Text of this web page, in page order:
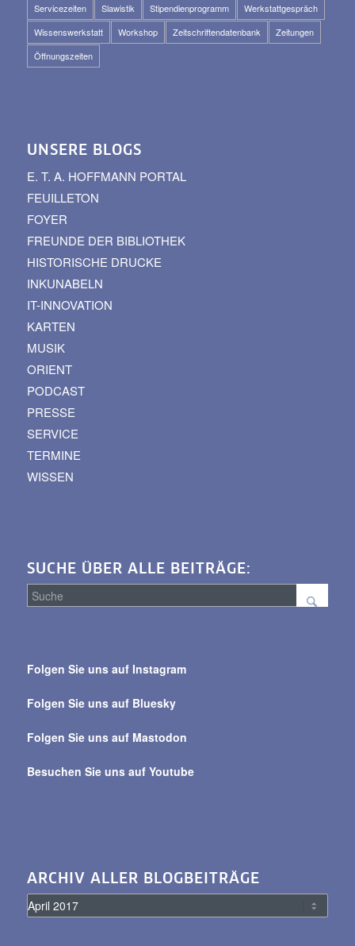
Servicezeiten
Slawistik Stipendienprogramm
Werkstattgespräch
Wissenswerkstatt
Workshop Zeitschriftendatenbank
Zeitungen
Öffnungszeiten
UNSERE BLOGS
E. T. A. HOFFMANN PORTAL
FEUILLETON
FOYER
FREUNDE DER BIBLIOTHEK
HISTORISCHE DRUCKE
INKUNABELN
IT-INNOVATION
KARTEN
MUSIK
ORIENT
PODCAST
PRESSE
SERVICE
TERMINE
WISSEN
SUCHE ÜBER ALLE BEITRÄGE:
alle
Folgen Sie uns auf Instagram
Folgen Sie uns auf Bluesky
Folgen Sie uns auf Mastodon
Besuchen Sie uns auf Youtube
ARCHIV ALLER BLOGBEITRÄGE